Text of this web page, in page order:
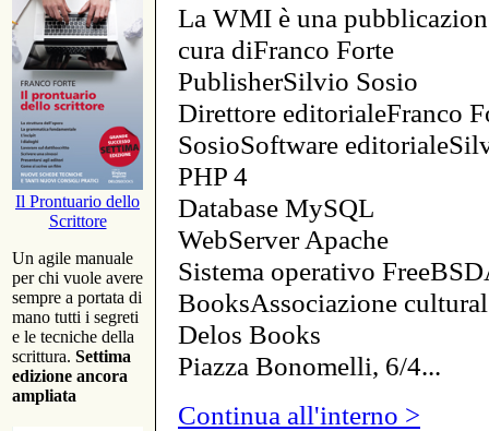
Il Prontuario dello
Scrittore
Un agile manuale
per chi vuole avere
sempre a portata di
mano tutti i segreti
e le tecniche della
scrittura. Settima
edizione ancora
ampliata
La WMI è una
cura diFranco Forte
PublisherSilvio Sosio
Direttore editorialeFranco
SosioSoftware
PHP 4
Database MySQL
WebServer Apache
Sistema operativo
BooksAssociazione
Delos Books
Piazza Bonomelli, 6/4...
Continua all'interno >